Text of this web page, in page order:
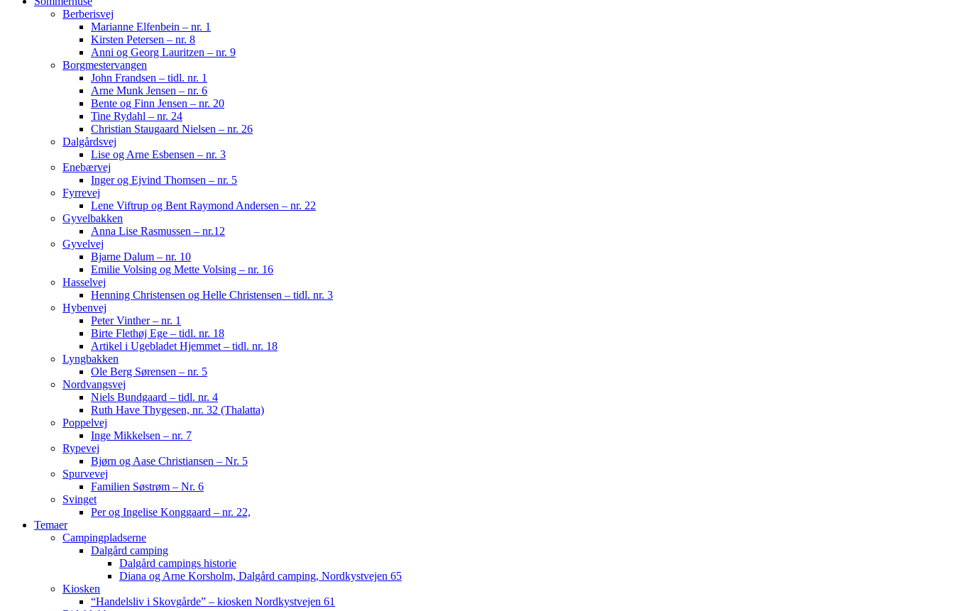
Berberisvej
Marianne Elfenbein – nr. 1
Kirsten Petersen – nr. 8
Anni og Georg Lauritzen – nr. 9
Borgmestervangen
John Frandsen – tidl. nr. 1
Arne Munk Jensen – nr. 6
Bente og Finn Jensen – nr. 20
Tine Rydahl – nr. 24
Christian Staugaard Nielsen – nr. 26
Dalgårdsvej
Lise og Arne Esbensen – nr. 3
Enebærvej
Inger og Ejvind Thomsen – nr. 5
Fyrrevej
Lene Viftrup og Bent Raymond Andersen – nr. 22
Gyvelbakken
Anna Lise Rasmussen – nr.12
Gyvelvej
Bjarne Dalum – nr. 10
Emilie Volsing og Mette Volsing – nr. 16
Hasselvej
Henning Christensen og Helle Christensen – tidl. nr. 3
Hybenvej
Peter Vinther – nr. 1
Birte Flethøj Ege – tidl. nr. 18
Artikel i Ugebladet Hjemmet – tidl. nr. 18
Lyngbakken
Ole Berg Sørensen – nr. 5
Nordvangsvej
Niels Bundgaard – tidl. nr. 4
Ruth Have Thygesen, nr. 32 (Thalatta)
Poppelvej
Inge Mikkelsen – nr. 7
Rypevej
Bjørn og Aase Christiansen – Nr. 5
Spurvevej
Familien Søstrøm – Nr. 6
Svinget
Per og Ingelise Konggaard – nr. 22,
Temaer
Campingpladserne
Dalgård camping
Dalgård campings historie
Diana og Arne Korsholm, Dalgård camping, Nordkystvejen 65
Kiosken
“Handelsliv i Skovgårde” – kiosken Nordkystvejen 61